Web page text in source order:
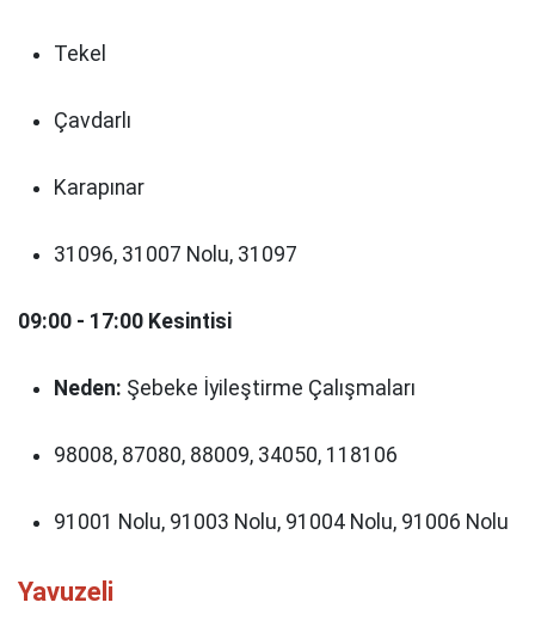
Tekel
Çavdarlı
Karapınar
31096, 31007 Nolu, 31097
09:00 - 17:00 Kesintisi
Neden: Şebeke İyileştirme Çalışmaları
98008, 87080, 88009, 34050, 118106
91001 Nolu, 91003 Nolu, 91004 Nolu, 91006 Nolu
Yavuzeli